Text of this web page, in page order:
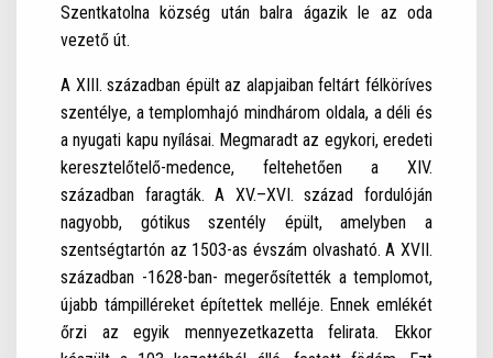
Szentkatolna község után balra ágazik le az oda
vezető út.
A XIII. században épült az alapjaiban feltárt félköríves
szentélye, a templomhajó mindhárom oldala, a déli és
a nyugati kapu nyílásai. Megmaradt az egykori, eredeti
keresztelőtelő-medence, feltehetően a XIV.
században faragták. A XV.–XVI. század fordulóján
nagyobb, gótikus szentély épült, amelyben a
szentségtartón az 1503-as évszám olvasható. A XVII.
században -1628-ban- megerősítették a templomot,
újabb támpilléreket építettek melléje. Ennek emlékét
őrzi az egyik mennyezetkazetta felirata. Ekkor